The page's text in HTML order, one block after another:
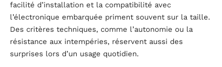
facilité d’installation et la compatibilité avec
l’électronique embarquée priment souvent sur la taille.
Des critères techniques, comme l’autonomie ou la
résistance aux intempéries, réservent aussi des
surprises lors d’un usage quotidien.